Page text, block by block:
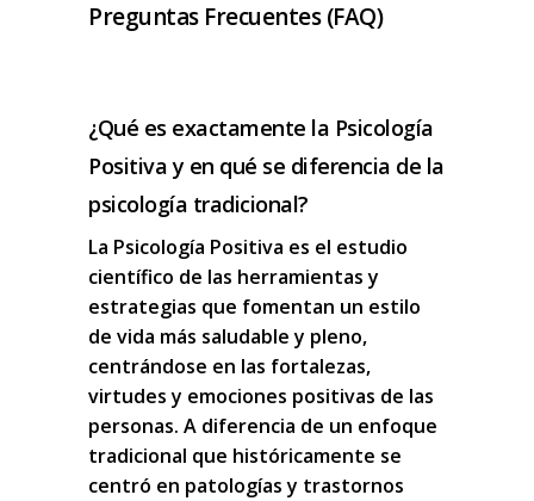
Preguntas Frecuentes (FAQ)
¿Qué es exactamente la Psicología
Positiva y en qué se diferencia de la
psicología tradicional?
La Psicología Positiva es el estudio
científico de las herramientas y
estrategias que fomentan un estilo
de vida más saludable y pleno,
centrándose en las fortalezas,
virtudes y emociones positivas de las
personas. A diferencia de un enfoque
tradicional que históricamente se
centró en patologías y trastornos